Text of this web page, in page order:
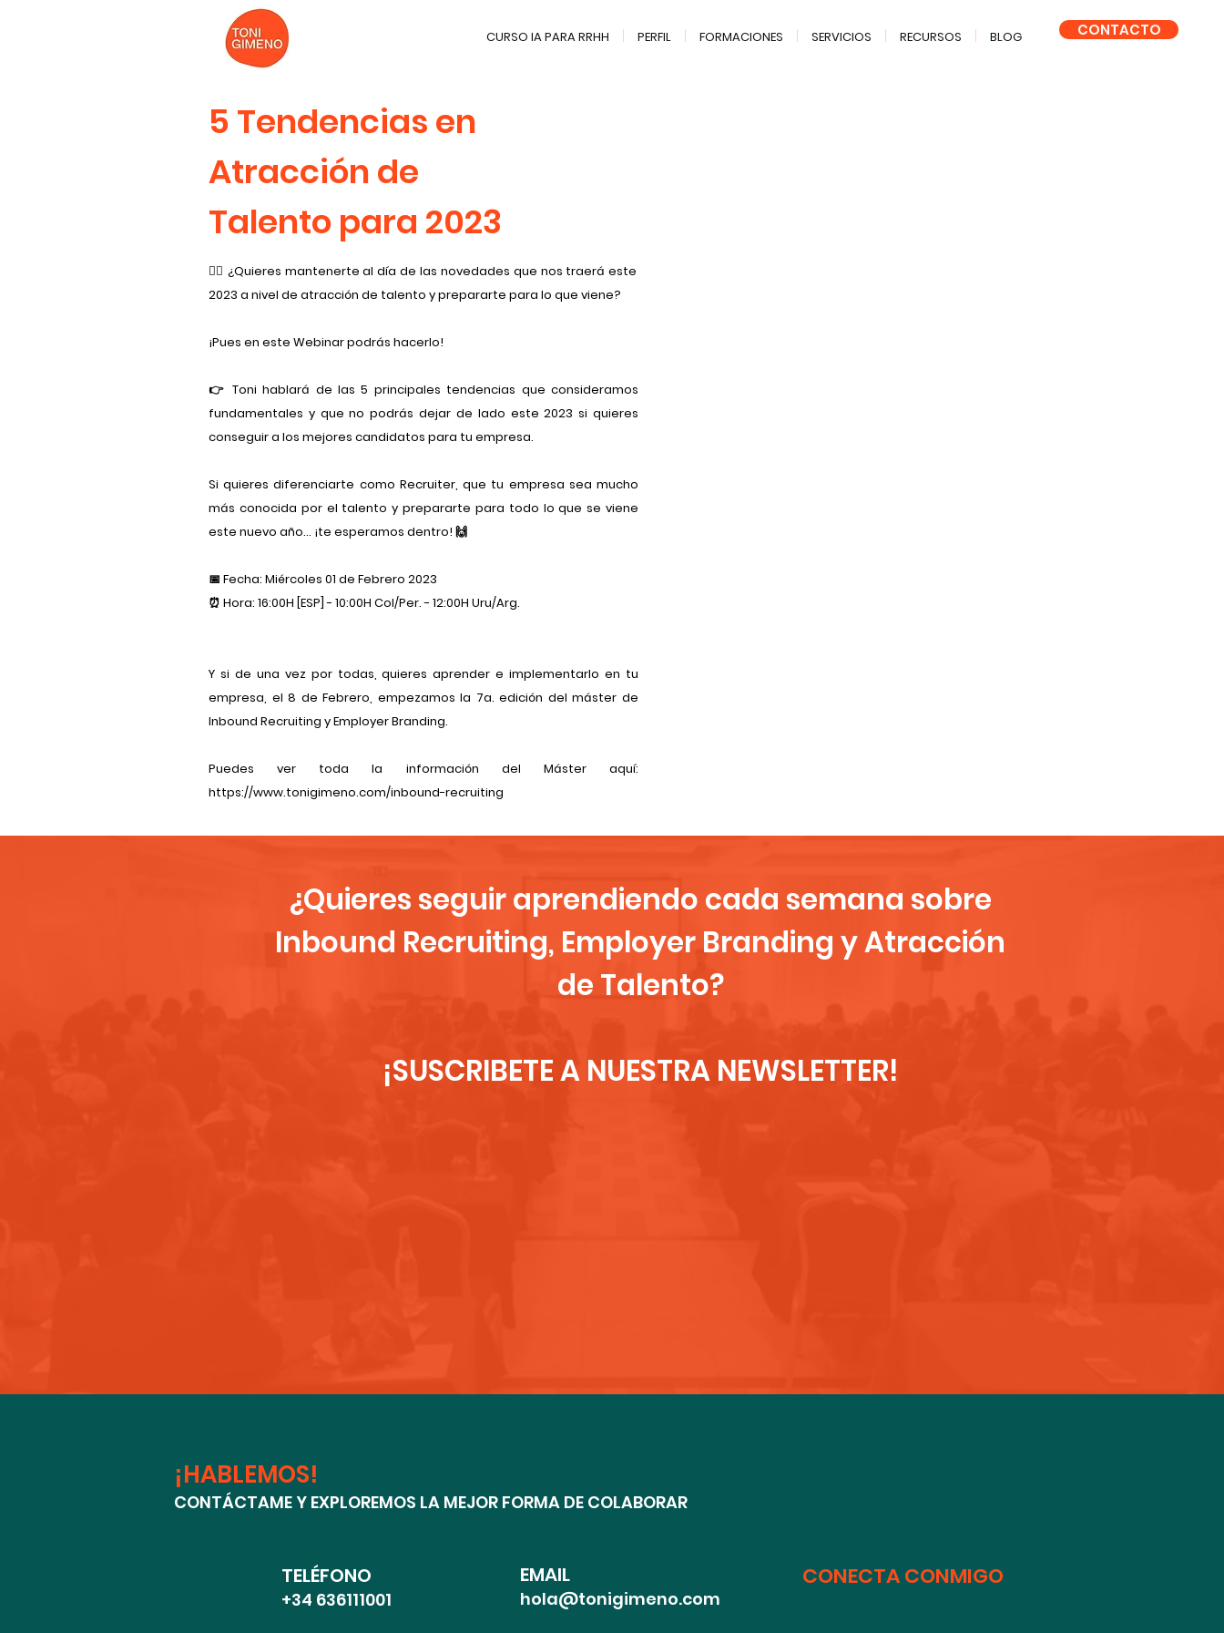
CURSO IA PARA RRHH PERFIL FORMACIONES SERVICIOS RECURSOS BLOG CONTACTO
5 Tendencias en
Atracción de
Talento para 2023
🕵️‍♀️ ¿Quieres mantenerte al día de las novedades que nos traerá este
2023 a nivel de atracción de talento y prepararte para lo que viene?
¡Pues en este Webinar podrás hacerlo!
👉 Toni hablará de las 5 principales tendencias que consideramos
fundamentales y que no podrás dejar de lado este 2023 si quieres
conseguir a los mejores candidatos para tu empresa.
Si quieres diferenciarte como Recruiter, que tu empresa sea mucho
más conocida por el talento y prepararte para todo lo que se viene
este nuevo año... ¡te esperamos dentro! 🙌
📅 Fecha: Miércoles 01 de Febrero 2023
⏰ Hora: 16:00H [ESP] - 10:00H Col/Per. - 12:00H Uru/Arg.
Y si de una vez por todas, quieres aprender e implementarlo en tu
empresa, el 8 de Febrero, empezamos la 7a. edición del máster de
Inbound Recruiting y Employer Branding.
Puedes ver toda la información del Máster aquí:
https://www.tonigimeno.com/inbound-recruiting
¿Quieres seguir aprendiendo cada semana sobre
Inbound Recruiting, Employer Branding y Atracción
de Talento?
¡SUSCRIBETE A NUESTRA NEWSLETTER!
¡HABLEMOS!
CONTÁCTAME Y EXPLOREMOS LA MEJOR FORMA DE COLABORAR
TELÉFONO
+34 636111001
EMAIL
hola@tonigimeno.com
CONECTA CONMIGO